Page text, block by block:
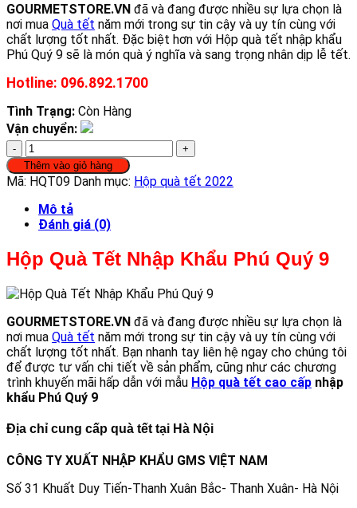
GOURMETSTORE.VN đã và đang được nhiều sự lựa chọn là
nơi mua Quà tết năm mới trong sự tin cậy và uy tín cùng với
chất lượng tốt nhất. Đặc biệt hơn với Hộp quà tết nhập khẩu
Phú Quý 9 sẽ là món quà ý nghĩa và sang trọng nhân dịp lễ tết.
Hotline: 096.892.1700
Tình Trạng: Còn Hàng
Vận chuyển:
Hộp
Quà
Tết
Nhập
Khẩu
Phú
9
số
Thêm vào giỏ hàng
Mã: HQT09 Danh mục: Hộp quà tết 2022
Mô tả
Đánh giá (0)
Hộp Quà Tết Nhập Khẩu Phú Quý 9
GOURMETSTORE.VN đã và đang được nhiều sự lựa chọn là
nơi mua Quà tết năm mới trong sự tin cậy và uy tín cùng với
chất lượng tốt nhất. Bạn nhanh tay liên hệ ngay cho chúng tôi
để được tư vấn chi tiết về sản phẩm, cũng như các chương
trình khuyến mãi hấp dẫn với mẫu Hộp quà tết cao cấp nhập
khẩu Phú Quý 9
Địa chỉ cung cấp quà tết tại Hà Nội
CÔNG TY XUẤT NHẬP KHẨU GMS VIỆT NAM
Số 31 Khuất Duy Tiến-Thanh Xuân Bắc- Thanh Xuân- Hà Nội